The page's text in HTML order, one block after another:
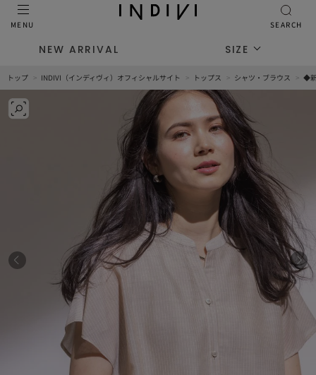
MENU SEARCH
NEW ARRIVAL SIZE
トップ INDIVI（インディヴィ）オフィシャルサイト トップス シャツ・ブラウス ◆